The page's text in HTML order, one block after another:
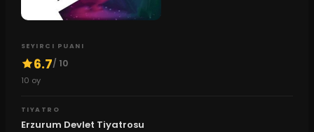
SEYIRCI PUANI
6.7/ 10
10 oy
TIYATRO
Erzurum Devlet Tiyatrosu